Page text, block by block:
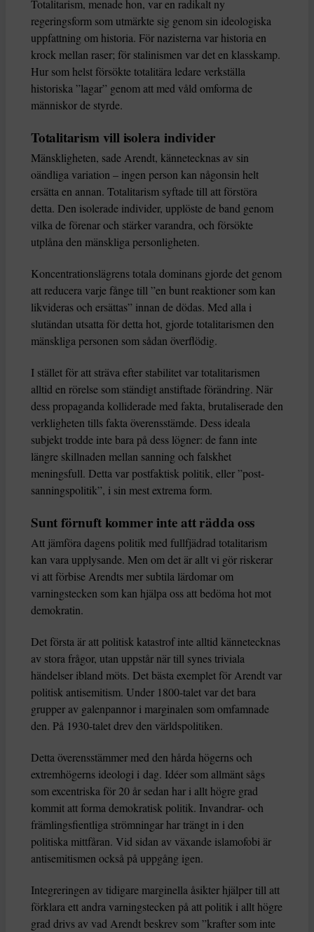
Totalitarism, menade hon, var en radikalt ny
regeringsform som utmärkte sig genom sin ideologiska
uppfattning om historia. För nazisterna var historia en
krock mellan raser; för stalinismen var det en klasskamp.
Hur som helst försökte totalitära ledare verkställa
historiska ”lagar” genom att med våld omforma de
människor de styrde.
Totalitarism vill isolera individer
Mänskligheten, sade Arendt, kännetecknas av sin
oändliga variation – ingen person kan någonsin helt
ersätta en annan. Totalitarism syftade till att förstöra
detta. Den isolerade individer, upplöste de band genom
vilka de förenar och stärker varandra, och försökte
utplåna den mänskliga personligheten.
Koncentrationslägrens totala dominans gjorde det genom
att reducera varje fånge till ”en bunt reaktioner som kan
likvideras och ersättas” innan de dödas. Med alla i
slutändan utsatta för detta hot, gjorde totalitarismen den
mänskliga personen som sådan överflödig.
I stället för att sträva efter stabilitet var totalitarismen
alltid en rörelse som ständigt anstiftade förändring. När
dess propaganda kolliderade med fakta, brutaliserade den
verkligheten tills fakta överensstämde. Dess ideala
subjekt trodde inte bara på dess lögner: de fann inte
längre skillnaden mellan sanning och falskhet
meningsfull. Detta var postfaktisk politik, eller ”post-
sanningspolitik”, i sin mest extrema form.
Sunt förnuft kommer inte att rädda oss
Att jämföra dagens politik med fullfjädrad totalitarism
kan vara upplysande. Men om det är allt vi gör riskerar
vi att förbise Arendts mer subtila lärdomar om
varningstecken som kan hjälpa oss att bedöma hot mot
demokratin.
Det första är att politisk katastrof inte alltid kännetecknas
av stora frågor, utan uppstår när till synes triviala
händelser ibland möts. Det bästa exemplet för Arendt var
politisk antisemitism. Under 1800-talet var det bara
grupper av galenpannor i marginalen som omfamnade
den. På 1930-talet drev den världspolitiken.
Detta överensstämmer med den hårda högerns och
extremhögerns ideologi i dag. Idéer som allmänt sågs
som excentriska för 20 år sedan har i allt högre grad
kommit att forma demokratisk politik. Invandrar- och
främlingsfientliga strömningar har trängt in i den
politiska mittfåran. Vid sidan av växande islamofobi är
antisemitismen också på uppgång igen.
Integreringen av tidigare marginella åsikter hjälper till att
förklara ett andra varningstecken på att politik i allt högre
grad drivs av vad Arendt beskrev som ”krafter som inte